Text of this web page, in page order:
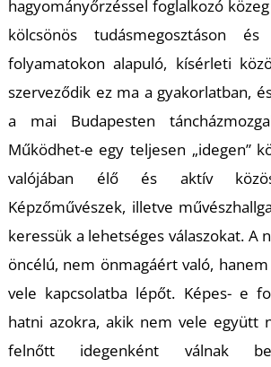
hagyományőrzéssel foglalkozó
kölcsönös tudásmegosztáson
folyamatokon alapuló, kísérleti
szerveződik ez ma a gyakorlatban,
a mai Budapesten
Működhet-e egy teljesen „idegen”
valójában élő és aktív
Képzőművészek, illetve
keressük a lehetséges válaszokat. A
öncélú, nem önmagáért való,
vele kapcsolatba lépőt. Képes- e
hatni azokra, akik nem vele együtt
felnőtt idegenként válnak